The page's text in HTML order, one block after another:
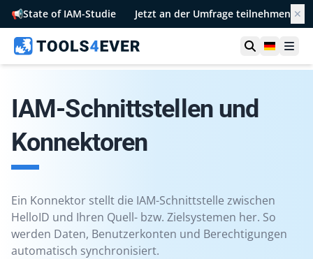
📢State of IAM-Studie Jetzt an der Umfrage teilnehmen ✕
Suche
IAM-Schnittstellen und
Konnektoren
Ein Konnektor stellt die IAM-Schnittstelle zwischen
HelloID und Ihren Quell- bzw. Zielsystemen her. So
werden Daten, Benutzerkonten und Berechtigungen
automatisch synchronisiert.